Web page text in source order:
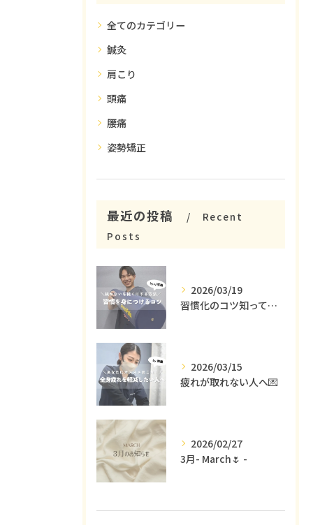
全てのカテゴリー
鍼灸
肩こり
頭痛
腰痛
姿勢矯正
最近の投稿
Recent
Posts
2026/03/19
習慣化のコツ知ってる😳？
2026/03/15
疲れが取れない人へ💌
2026/02/27
3月- March🌷 -